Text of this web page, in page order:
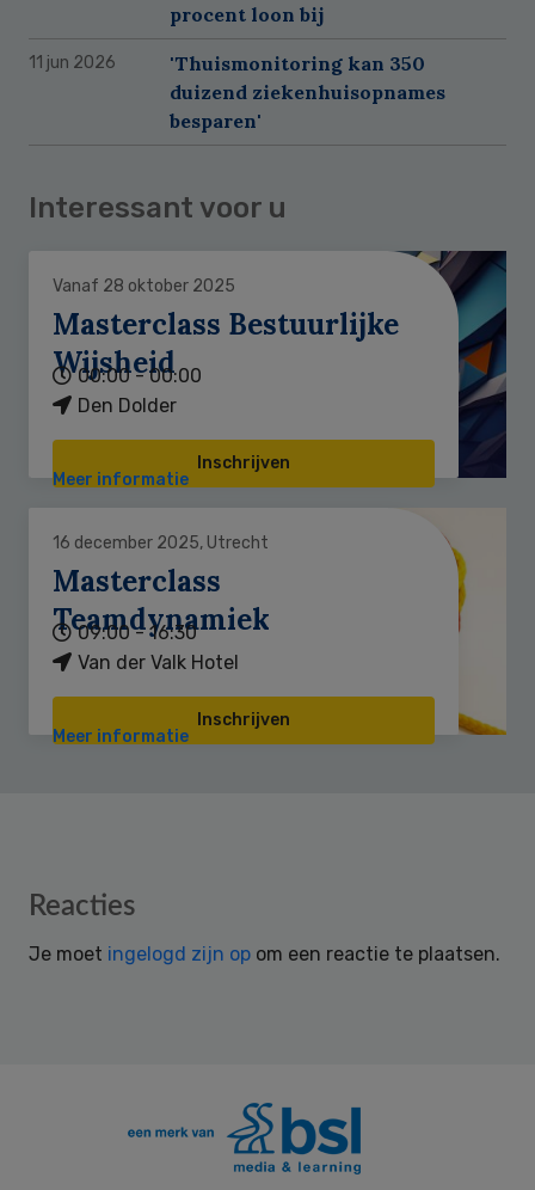
procent loon bij
11 jun 2026
'Thuismonitoring kan 350
duizend ziekenhuisopnames
besparen'
Interessant voor u
Vanaf 28 oktober 2025
Masterclass Bestuurlijke
Wijsheid
00:00 - 00:00
Den Dolder
Inschrijven
Meer informatie
16 december 2025, Utrecht
Masterclass
Teamdynamiek
09:00 - 16:30
Van der Valk Hotel
Inschrijven
Meer informatie
Reader
Reacties
Je moet ingelogd zijn op om een reactie te plaatsen.